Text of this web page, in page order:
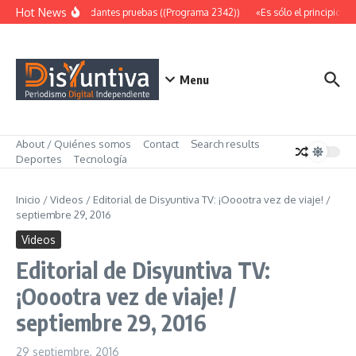
Saltar al contenido
Hot NewsAbundantes pruebas ((Programa 2342)) «Es sólo el principio»
Menu
About / Quiénes somos Contact
Search results
Deportes
Tecnología
Inicio /Videos / Editorial de Disyuntiva TV: ¡Ooootra vez de viaje! /
septiembre 29, 2016
Videos
Editorial de Disyuntiva TV:
¡Ooootra vez de viaje! /
septiembre 29, 2016
29 septiembre, 2016